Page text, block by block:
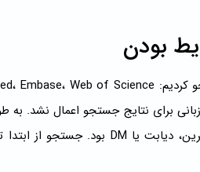
بودن
برای نتایج جستجو اعمال نشد. به